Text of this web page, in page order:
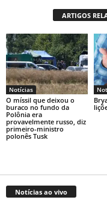
ARTIGOS
Notícias
O míssil que deixou o
buraco no fundo da
Polônia era
provavelmente russo, diz
primeiro-ministro
polonês Tusk
Notícias ao vivo